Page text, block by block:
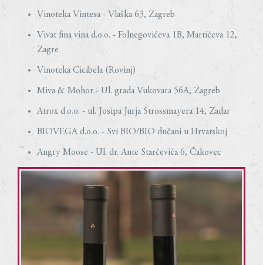
Vinoteka Vintesa - Vlaška 63, Zagreb
Vivat fina vina d.o.o. - Folnegovićeva 1B, Martićeva 12,
Zagre
Vinoteka Cicibela (Rovinj)
Miva & Mohor - Ul. grada Vukovara 56A, Zagreb
Atrox d.o.o. - ul. Josipa Jurja Strossmayera 14, Zadar
BIOVEGA d.o.o. - Svi BIO/BIO dučani u Hrvatskoj
Angry Moose - Ul. dr. Ante Starčevića 6, Čakovec